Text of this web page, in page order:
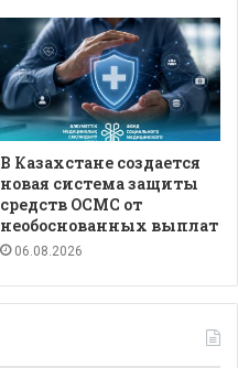
В Казахстане создается
новая система защиты
средств ОСМС от
необоснованных выплат
06.08.2026